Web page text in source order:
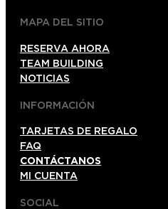
MAPA DEL SITIO
RESERVA AHORA
TEAM BUILDING
NOTICIAS
INFORMACIÓN
TARJETAS DE REGALO
FAQ
CONTÁCTANOS
MI CUENTA
SOCIAL